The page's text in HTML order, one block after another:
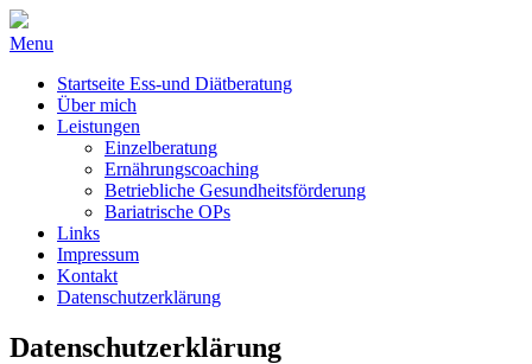
Menu
Startseite Ess-und Diätberatung
Über mich
Leistungen
Einzelberatung
Ernährungscoaching
Betriebliche Gesundheitsförderung
Bariatrische OPs
Links
Impressum
Kontakt
Datenschutzerklärung
Datenschutzerklärung